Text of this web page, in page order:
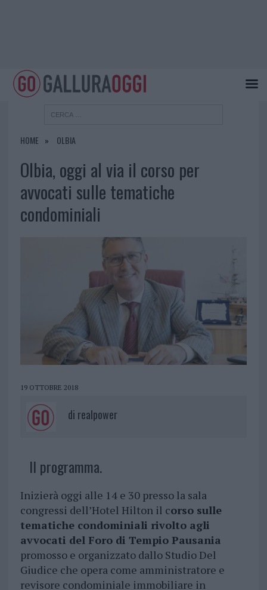
HOME OLBIA
Olbia, oggi al via il corso per
avvocati sulle tematiche
condominiali
19 OTTOBRE 2018
di realpower
Il programma.
Inizierà oggi alle 14 e 30 presso la sala
congressi dell’Hotel Hilton il corso sulle
tematiche condominiali rivolto agli
avvocati del Foro di Tempio Pausania
promosso e organizzato dallo Studio Del
Giudice che opera come amministratore e
revisore condominiale immobiliare in